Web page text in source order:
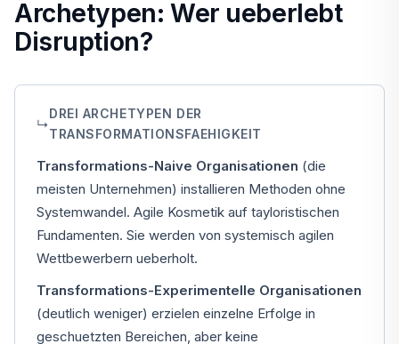
Archetypen: Wer ueberlebt
Disruption?
↳
DREI ARCHETYPEN DER
TRANSFORMATIONSFAEHIGKEIT
Transformations-Naive Organisationen (die
meisten Unternehmen) installieren Methoden ohne
Systemwandel. Agile Kosmetik auf tayloristischen
Fundamenten. Sie werden von systemisch agilen
Wettbewerbern ueberholt.
Transformations-Experimentelle Organisationen
(deutlich weniger) erzielen einzelne Erfolge in
geschuetzten Bereichen, aber keine